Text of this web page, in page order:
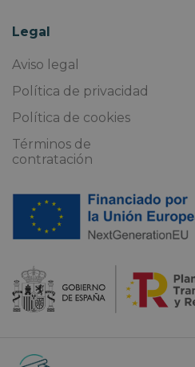
Legal
Aviso legal
Política de privacidad
Política de cookies
Términos de
contratación